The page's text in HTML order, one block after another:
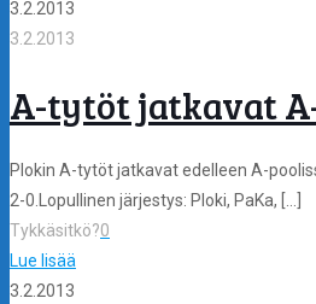
3.2.2013
3.2.2013
A-tytöt jatkavat
Plokin A-tytöt jatkavat edelleen A-
2-0.Lopullinen järjestys: Ploki, PaKa,
Tykkäsitkö?0
Lue lisää
3.2.2013